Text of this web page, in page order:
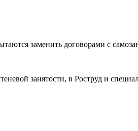
заменить договорами с
занятости, в Роструд и